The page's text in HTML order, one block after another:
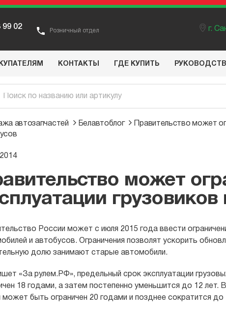
99 02
Розничный отдел г.
КОНТАКТЫ ГДЕ КУПИТЬ
автозапчастей Белавтоблог
Правительство может
может
грузовиков
России может с июля 2015 года ввести
и автобусов. Ограничения позволят ускорить
долю занимают старые автомобили.
«За рулем.РФ», предельный срок эксплуатации
18 годами, а затем постепенно уменьшится до 12 лет.
может быть ограничен 20 годами и позднее сократится до